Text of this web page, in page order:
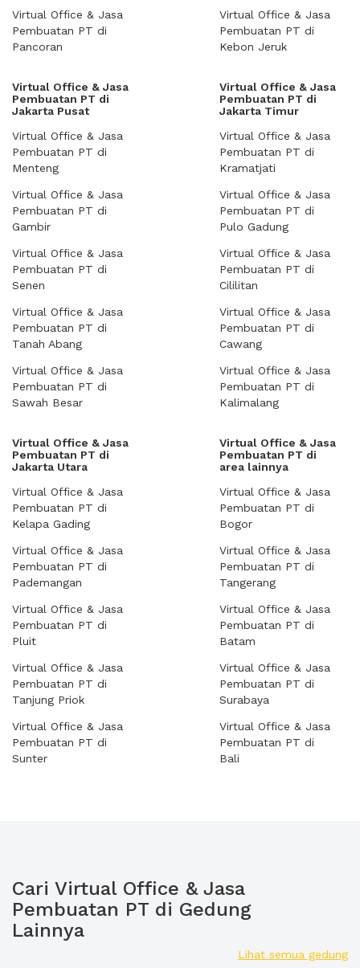
Virtual Office & Jasa
Pembuatan PT di
Pancoran
Virtual Office & Jasa
Pembuatan PT di
Kebon Jeruk
Virtual Office & Jasa
Pembuatan PT di
Jakarta Pusat
Virtual Office & Jasa
Pembuatan PT di
Menteng
Virtual Office & Jasa
Pembuatan PT di
Gambir
Virtual Office & Jasa
Pembuatan PT di
Senen
Virtual Office & Jasa
Pembuatan PT di
Tanah Abang
Virtual Office & Jasa
Pembuatan PT di
Sawah Besar
Virtual Office & Jasa
Pembuatan PT di
Jakarta Timur
Virtual Office & Jasa
Pembuatan PT di
Kramatjati
Virtual Office & Jasa
Pembuatan PT di
Pulo Gadung
Virtual Office & Jasa
Pembuatan PT di
Cililitan
Virtual Office & Jasa
Pembuatan PT di
Cawang
Virtual Office & Jasa
Pembuatan PT di
Kalimalang
Virtual Office & Jasa
Pembuatan PT di
Jakarta Utara
Virtual Office & Jasa
Pembuatan PT di
Kelapa Gading
Virtual Office & Jasa
Pembuatan PT di
Pademangan
Virtual Office & Jasa
Pembuatan PT di
Pluit
Virtual Office & Jasa
Pembuatan PT di
Tanjung Priok
Virtual Office & Jasa
Pembuatan PT di
Sunter
Virtual Office & Jasa
Pembuatan PT di
area lainnya
Virtual Office & Jasa
Pembuatan PT di
Bogor
Virtual Office & Jasa
Pembuatan PT di
Tangerang
Virtual Office & Jasa
Pembuatan PT di
Batam
Virtual Office & Jasa
Pembuatan PT di
Surabaya
Virtual Office & Jasa
Pembuatan PT di
Bali
Cari Virtual Office & Jasa
Pembuatan PT di Gedung
Lainnya
Lihat semua gedung